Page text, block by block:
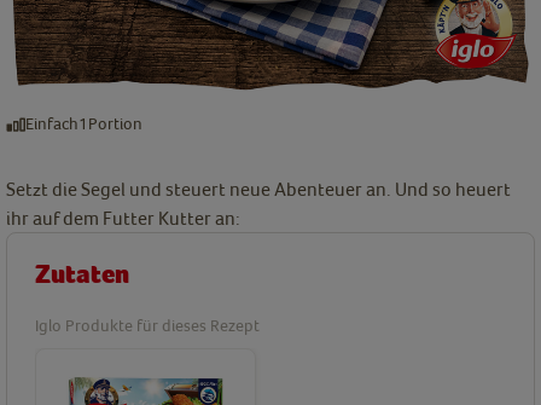
Einfach1 Portion
Setzt die Segel und steuert neue Abenteuer an. Und so heuert
ihr auf dem Futter Kutter an:
Zutaten
Iglo Produkte für dieses Rezept